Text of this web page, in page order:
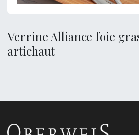
Verrine Alliance foie
artichaut